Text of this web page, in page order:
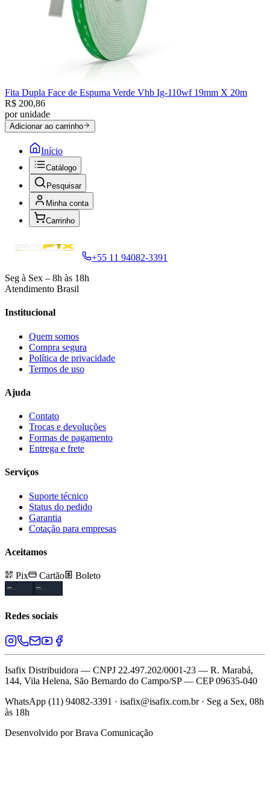
Fita Dupla Face de Espuma Verde Vhb Ig-110wf 19mm X 20m
R$ 200,86
porunidade
Adicionar ao carrinho
Início
Catálogo
Pesquisar
Minha conta
Carrinho
+55 11 94082-3391
Seg à Sex – 8h às 18h
Atendimento Brasil
Institucional
Quem somos
Compra segura
Política de privacidade
Termos de uso
Ajuda
Contato
Trocas e devoluções
Formas de pagamento
Entrega e frete
Serviços
Suporte técnico
Status do pedido
Garantia
Cotação para empresas
Aceitamos
Pix Cartão Boleto
Redes sociais
Isafix Distribuidora — CNPJ 22.497.202/0001-23 — R. Marabá,
144, Vila Helena, São Bernardo do Campo/SP — CEP 09635-040
WhatsApp (11) 94082-3391 · isafix@isafix.com.br · Seg a Sex, 08h
às 18h
Desenvolvido porBrava Comunicação